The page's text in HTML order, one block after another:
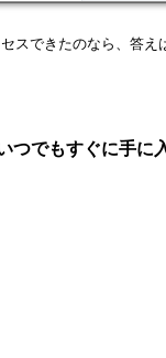
スできたのなら、答え
つでもすぐに手に